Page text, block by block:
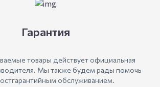
Гарантия
товары действует официальная
Мы также будем рады помочь
обслуживанием.